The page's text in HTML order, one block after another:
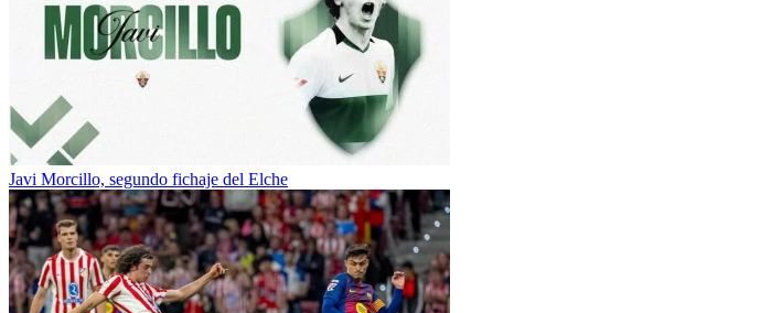
Javi Morcillo, segundo fichaje del Elche